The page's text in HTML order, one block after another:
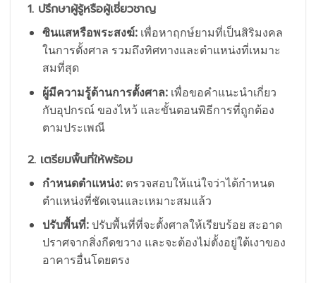
1. ปรึกษาผู้รู้หรือผู้เชี่ยวชาญ
ซินแสหรือพระสงฆ์:เพื่อหาฤกษ์ยามที่เป็นสิริมงคล
ในการตั้งศาล รวมถึงทิศทางและตำแหน่งที่เหมาะ
สมที่สุด
ผู้มีความรู้ด้านการตั้งศาล:เพื่อขอคำแนะนำเกี่ยว
กับอุปกรณ์ ของไหว้ และขั้นตอนพิธีการที่ถูกต้อง
ตามประเพณี
2. เตรียมพื้นที่ให้พร้อม
กำหนดตำแหน่ง:ตรวจสอบให้แน่ใจว่าได้กำหนด
ตำแหน่งที่ชัดเจนและเหมาะสมแล้ว
ปรับพื้นที่:ปรับพื้นที่ที่จะตั้งศาลให้เรียบร้อย สะอาด
ปราศจากสิ่งกีดขวาง และจะต้องไม่ตั้งอยู่ใต้เงาของ
อาคารอื่นโดยตรง